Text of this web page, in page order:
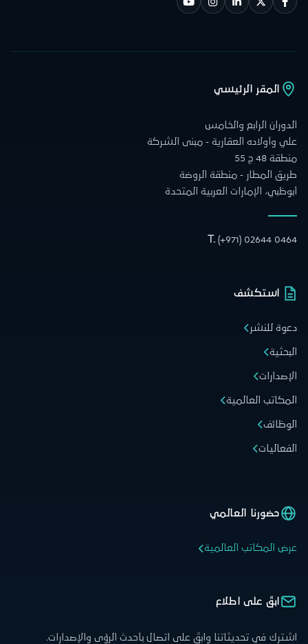
المقر الرئيسي
الدوران الرابع والخامس
علي وأولاده العقارية - مبنى الشركة
منطقة 48 ج 55
طريق المطار - منطقة الروضة
أبوظبي، الإمارات العربية المتحدة
T. (+971) 02644 0464
استكشف
دعوة للنشر
البحثية
الإصدارات
المكاتب العالمية
الوظائف
الفعاليات
حضورنا العالمي
عرض المكاتب العالمية
ابقَ على اطلاع
اشترك في تحديثاتنا وابقَ على اتصال بأحدث الرؤى والإصدارات.